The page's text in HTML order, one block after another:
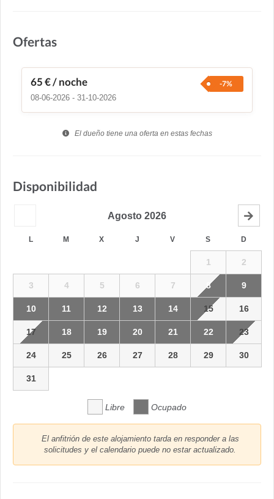
Ofertas
65 €/ noche
-7%
08-06-2026 - 31-10-2026
El dueño tiene una oferta en estas fechas
Disponibilidad
Agosto 2026
L M X J V S D
1 2
3 4 5 6 7 8 9
10 11 12 13 14 15 16
17 18 19 20 21 22 23
24 25 26 27 28 29 30
31
Libre Ocupado
El anfitrión de este alojamiento tarda en responder a las
solicitudes y el calendario puede no estar actualizado.